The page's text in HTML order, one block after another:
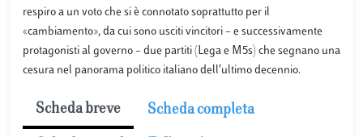
respiro a un voto che si è connotato soprattutto per il
«cambiamento», da cui sono usciti vincitori – e successivamente
protagonisti al governo – due partiti (Lega e M5s) che segnano una
cesura nel panorama politico italiano dell’ultimo decennio.
Scheda breve Scheda completa